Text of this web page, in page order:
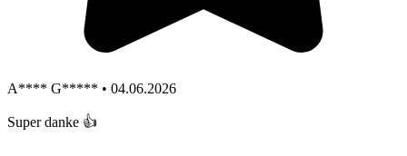
A**** G***** • 04.06.2026
Super danke 👍